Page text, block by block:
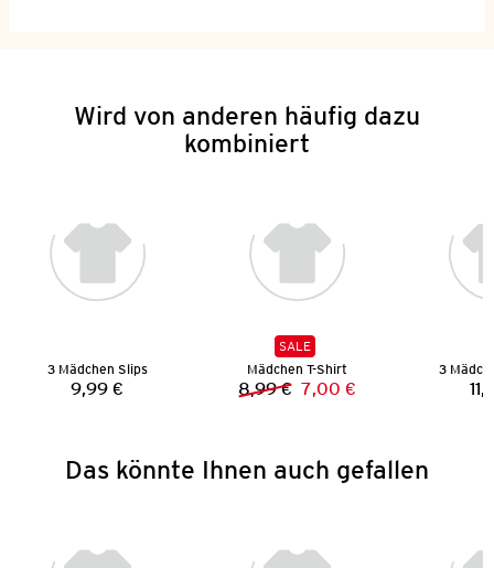
Wird von anderen häufig dazu
kombiniert
3 Mädchen Slips
Preis:
9,99 €
SALE
Mädchen T-Shirt
Vorheriger Preis:
8,99 € Neuer Preis:
7,00 €
3
Das könnte Ihnen auch gefallen